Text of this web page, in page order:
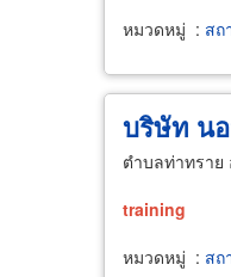
หมวดหมู่ : สถ
บริษัท น
ตำบลท่าทราย
training
หมวดหมู่ : สถ